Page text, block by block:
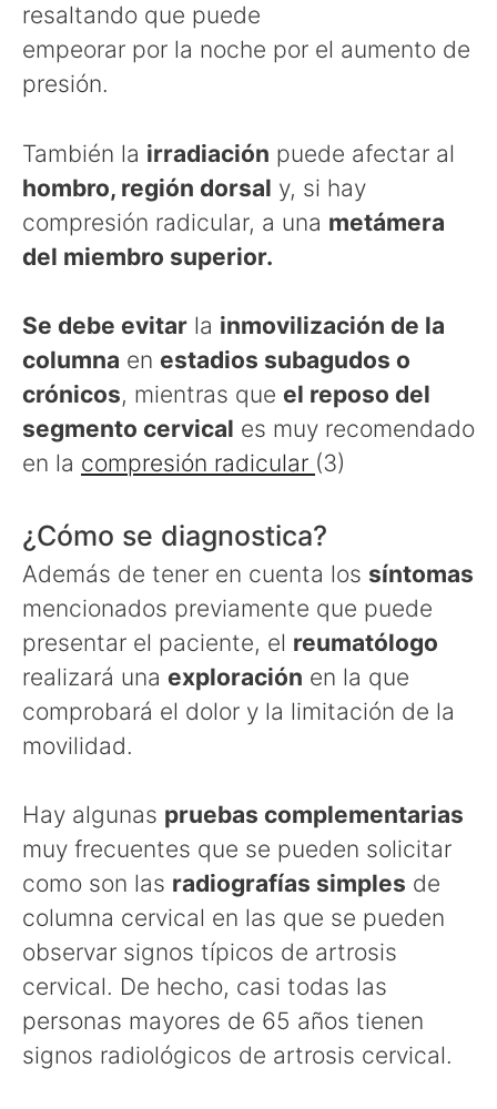
resaltando que puede
empeorar por la noche por el aumento de
presión.
También la irradiación puede afectar al
hombro, región dorsal y, si hay
compresión radicular, a una metámera
del miembro superior.
Se debe evitar la inmovilización de la
columna en estadios subagudos o
crónicos, mientras que el reposo del
segmento cervical es muy recomendado
en la compresión radicular (3)
¿Cómo se diagnostica?
Además de tener en cuenta los síntomas
mencionados previamente que puede
presentar el paciente, el reumatólogo
realizará una exploración en la que
comprobará el dolor y la limitación de la
movilidad.
Hay algunas pruebas complementarias
muy frecuentes que se pueden solicitar
como son las radiografías simples de
columna cervical en las que se pueden
observar signos típicos de artrosis
cervical. De hecho, casi todas las
personas mayores de 65 años tienen
signos radiológicos de artrosis cervical.